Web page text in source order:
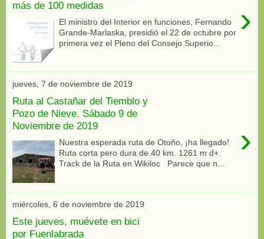
más de 100 medidas
›
El ministro del Interior en funciones, Fernando
Grande-Marlaska, presidió el 22 de octubre por
primera vez el Pleno del Consejo Superio...
jueves, 7 de noviembre de 2019
Ruta al Castañar del Tiemblo y
Pozo de Nieve. Sábado 9 de
Noviembre de 2019
›
Nuestra esperada ruta de Otoño, ¡ha llegado!
Ruta corta pero dura de 40 km. 1261 m d+.
Track de la Ruta en Wikiloc Parece que n...
miércoles, 6 de noviembre de 2019
Este jueves, muévete en bici
por Fuenlabrada